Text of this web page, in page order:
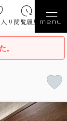
り 閲覧履歴 menu
。